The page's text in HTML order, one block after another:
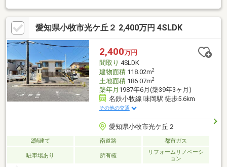
り、庭を眺めながら楽しむくつろぎの空間になります♪■陽当り、
風通し良好な北西角地・小中学校まで徒歩約6分の為通学路が短
く、お子様のいらっしゃるご家族も安心◎・徒歩9分圏内にスーパ
ーやドラッグストア等があり日常のお買い物に大変便利です。■
周辺環境・桃ケ丘小学校 徒歩約6分・桃陵中学校 徒歩約6分住
宅ローンのご相談や、現地内覧のご予約等いつでも承っておりま
す！お気軽にお問い合わせくださいませ♪
愛知県小牧市光ケ丘２ 2,400万円 4SLDK
2,400万円
間取り 4SLDK
建物面積118.02m2
土地面積186.07m2
築年月 1987年6月(築39年3ヶ月)
名鉄小牧線 味岡駅 徒歩5.6km
その他の交通
愛知県小牧市光ケ丘２
2階建て 南道路 都市ガス
駐車場あり 所有権
リフォームリノベーシ
ョン